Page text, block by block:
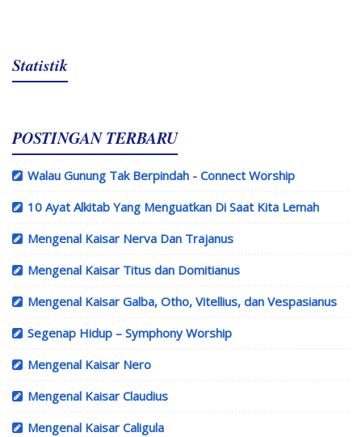
Statistik
POSTINGAN TERBARU
Walau Gunung Tak Berpindah - Connect Worship
10 Ayat Alkitab Yang Menguatkan Di Saat Kita Lemah
Mengenal Kaisar Nerva Dan Trajanus
Mengenal Kaisar Titus dan Domitianus
Mengenal Kaisar Galba, Otho, Vitellius, dan Vespasianus
Segenap Hidup – Symphony Worship
Mengenal Kaisar Nero
Mengenal Kaisar Claudius
Mengenal Kaisar Caligula